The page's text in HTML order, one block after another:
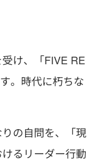
け、「FIVE RE
。時代に朽ちな
の自問を、「現
るリーダー行動